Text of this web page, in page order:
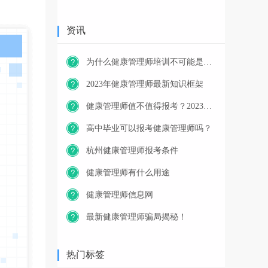
资讯
2023年健康管理师最新知识框架
高中毕业可以报考健康管理师吗？
杭州健康管理师报考条件
健康管理师有什么用途
健康管理师信息网
最新健康管理师骗局揭秘！
热门标签